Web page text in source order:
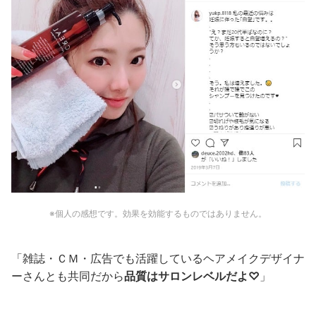
※個人の感想です。効果を効能するものではありません。
「雑誌・ＣＭ・広告でも活躍しているヘアメイクデザイナ
ーさんとも共同だから品質はサロンレベルだよ♡ 」